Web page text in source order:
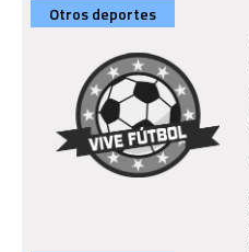
Otros deportes